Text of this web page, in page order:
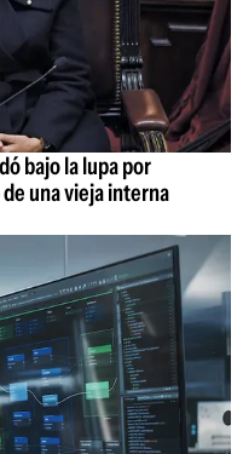
bajo la lupa por
una vieja interna